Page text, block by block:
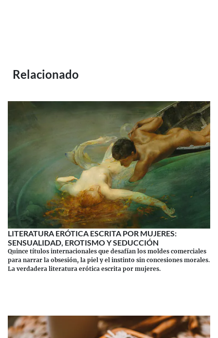
Relacionado
LITERATURA ERÓTICA ESCRITA POR MUJERES:
SENSUALIDAD, EROTISMO Y SEDUCCIÓN
Quince títulos internacionales que desafían los moldes comerciales
para narrar la obsesión, la piel y el instinto sin concesiones morales.
La verdadera literatura erótica escrita por mujeres.